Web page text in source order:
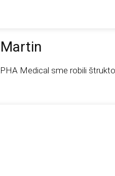
Medical sme robili